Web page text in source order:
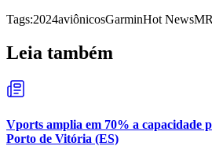
Tags:2024aviônicosGarminHot News
Leia também
Vports amplia em 70% a capacidade
Porto de Vitória (ES)